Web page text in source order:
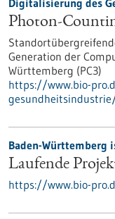
Digitalisierung des
Photon-
Generation der
Württemberg (PC3)
https://www.bio-
Baden-Württemberg
Laufende
https://www.bio-